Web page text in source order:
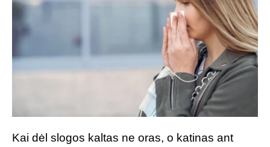
Kai dėl slogos kaltas ne oras, o katinas ant